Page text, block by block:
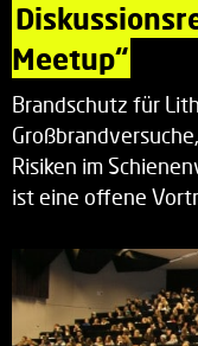
Meetup“
Brandschutz für
Risiken im
ist eine offene